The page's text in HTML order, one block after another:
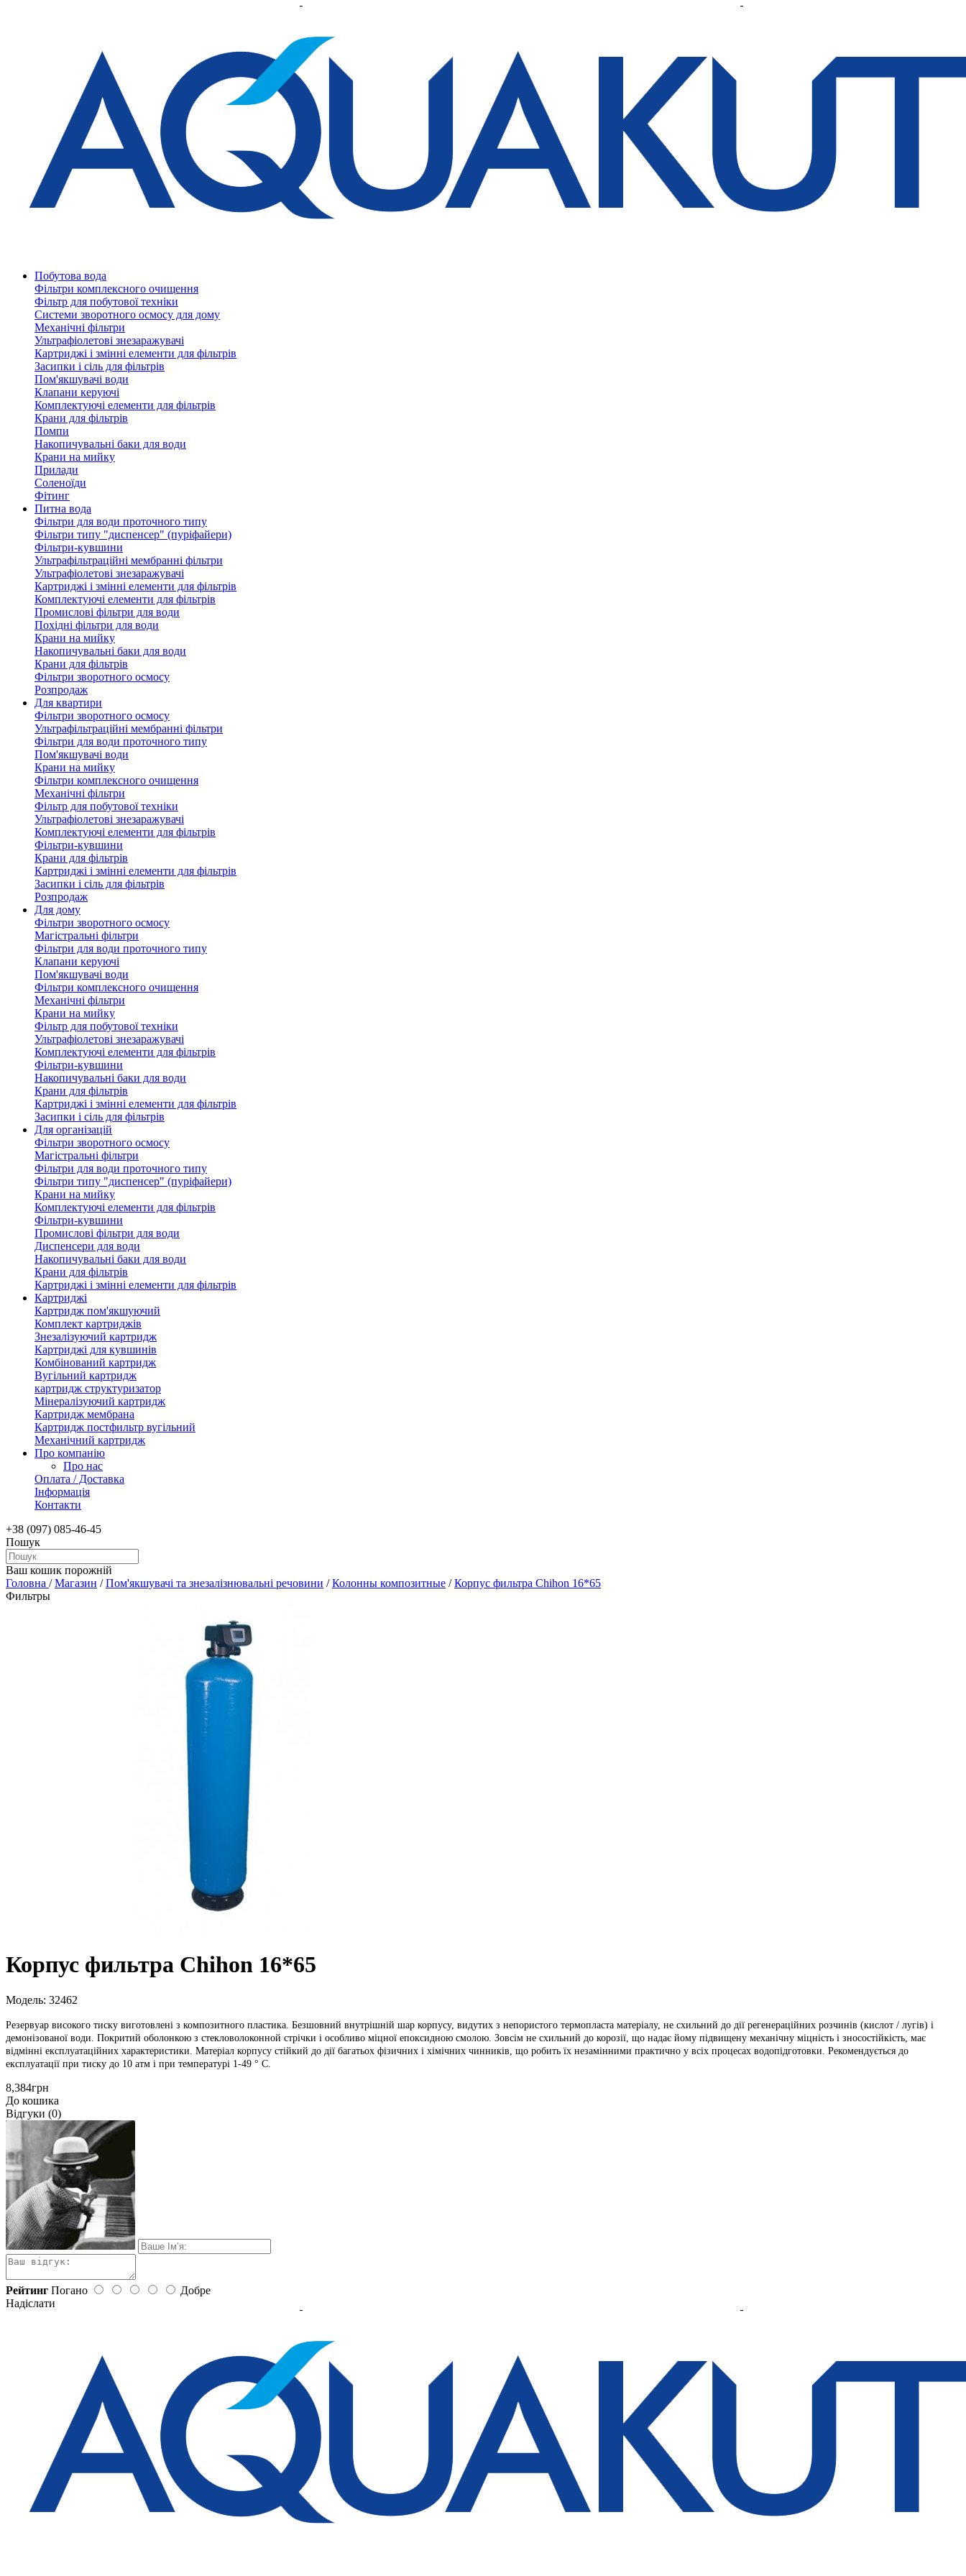
Побутова вода
Фільтри комплексного очищення
Фільтр для побутової техніки
Системи зворотного осмосу для дому
Механічні фільтри
Ультрафіолетові знезаражувачі
Картриджі і змінні елементи для фільтрів
Засипки і сіль для фільтрів
Пом'якшувачі води
Клапани керуючі
Комплектуючі елементи для фільтрів
Крани для фільтрів
Помпи
Накопичувальні баки для води
Крани на мийку
Прилади
Соленоїди
Фітинг
Питна вода
Фільтри для води проточного типу
Фільтри типу "диспенсер" (пуріфайери)
Фільтри-кувшини
Ультрафільтраційні мембранні фільтри
Ультрафіолетові знезаражувачі
Картриджі і змінні елементи для фільтрів
Комплектуючі елементи для фільтрів
Промислові фільтри для води
Похідні фільтри для води
Крани на мийку
Накопичувальні баки для води
Крани для фільтрів
Фільтри зворотного осмосу
Розпродаж
Для квартири
Фільтри зворотного осмосу
Ультрафільтраційні мембранні фільтри
Фільтри для води проточного типу
Пом'якшувачі води
Крани на мийку
Фільтри комплексного очищення
Механічні фільтри
Фільтр для побутової техніки
Ультрафіолетові знезаражувачі
Комплектуючі елементи для фільтрів
Фільтри-кувшини
Крани для фільтрів
Картриджі і змінні елементи для фільтрів
Засипки і сіль для фільтрів
Розпродаж
Для дому
Фільтри зворотного осмосу
Магістральні фільтри
Фільтри для води проточного типу
Клапани керуючі
Пом'якшувачі води
Фільтри комплексного очищення
Механічні фільтри
Крани на мийку
Фільтр для побутової техніки
Ультрафіолетові знезаражувачі
Комплектуючі елементи для фільтрів
Фільтри-кувшини
Накопичувальні баки для води
Крани для фільтрів
Картриджі і змінні елементи для фільтрів
Засипки і сіль для фільтрів
Для організацій
Фільтри зворотного осмосу
Магістральні фільтри
Фільтри для води проточного типу
Фільтри типу "диспенсер" (пуріфайери)
Крани на мийку
Комплектуючі елементи для фільтрів
Фільтри-кувшини
Промислові фільтри для води
Диспенсери для води
Накопичувальні баки для води
Крани для фільтрів
Картриджі і змінні елементи для фільтрів
Картриджі
Картридж пом'якшуючий
Комплект картриджів
Знезалізуючий картридж
Картриджі для кувшинів
Комбінований картридж
Вугільний картридж
картридж структуризатор
Мінералізуючий картридж
Картридж мембрана
Картридж постфильтр вугільний
Механічний картридж
Про компанію
Про нас
Оплата / Доставка
Інформація
Контакти
+38 (097) 085-46-45
Пошук
Ваш кошик порожній
Головна /Магазин /Пом'якшувачі та знезалізнювальні речовини /Колонны композитные /Корпус фильтра Chihon 16*65
Фильтры
Корпус фильтра Chihon 16*65
Модель: 32462
Резервуар високого тиску виготовлені з композитного пластика. Безшовний внутрішній шар корпусу, видутих з непористого термопласта матеріалу, не схильний до дії регенераційних розчинів (кислот / лугів) і
демонізованої води. Покритий оболонкою з стекловолоконной стрічки і особливо міцної епоксидною смолою. Зовсім не схильний до корозії, що надає йому підвищену механічну міцність і зносостійкість, має
відмінні експлуатаційних характеристики. Матеріал корпусу стійкий до дії багатьох фізичних і хімічних чинників, що робить їх незамінними практично у всіх процесах водопідготовки. Рекомендується до
експлуатації при тиску до 10 атм і при температурі 1-49 ° С.
8,384грн
До кошика
Відгуки (0)
Рейтинг Погано
Добре
Надіслати